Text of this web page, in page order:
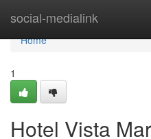
social-medialink
Home
Home
1
Hotel Vista